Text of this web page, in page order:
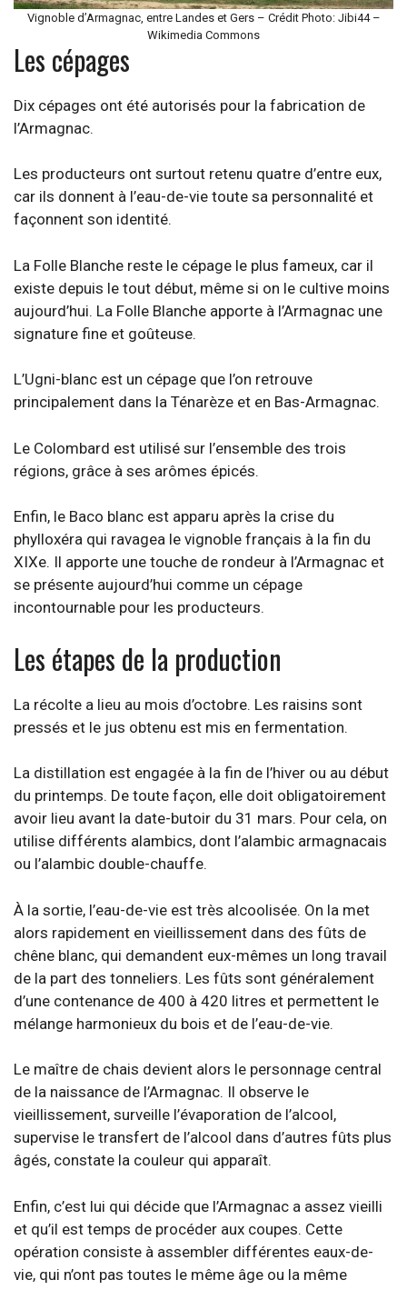
Vignoble d’Armagnac, entre Landes et Gers – Crédit Photo: Jibi44 –
Wikimedia Commons
Les cépages
Dix cépages ont été autorisés pour la fabrication de
l’Armagnac.
Les producteurs ont surtout retenu quatre d’entre eux,
car ils donnent à l’eau-de-vie toute sa personnalité et
façonnent son identité.
La Folle Blanche reste le cépage le plus fameux, car il
existe depuis le tout début, même si on le cultive moins
aujourd’hui. La Folle Blanche apporte à l’Armagnac une
signature fine et goûteuse.
L’Ugni-blanc est un cépage que l’on retrouve
principalement dans la Ténarèze et en Bas-Armagnac.
Le Colombard est utilisé sur l’ensemble des trois
régions, grâce à ses arômes épicés.
Enfin, le Baco blanc est apparu après la crise du
phylloxéra qui ravagea le vignoble français à la fin du
XIXe. Il apporte une touche de rondeur à l’Armagnac et
se présente aujourd’hui comme un cépage
incontournable pour les producteurs.
Les étapes de la production
La récolte a lieu au mois d’octobre. Les raisins sont
pressés et le jus obtenu est mis en fermentation.
La distillation est engagée à la fin de l’hiver ou au début
du printemps. De toute façon, elle doit obligatoirement
avoir lieu avant la date-butoir du 31 mars. Pour cela, on
utilise différents alambics, dont l’alambic armagnacais
ou l’alambic double-chauffe.
À la sortie, l’eau-de-vie est très alcoolisée. On la met
alors rapidement en vieillissement dans des fûts de
chêne blanc, qui demandent eux-mêmes un long travail
de la part des tonneliers. Les fûts sont généralement
d’une contenance de 400 à 420 litres et permettent le
mélange harmonieux du bois et de l’eau-de-vie.
Le maître de chais devient alors le personnage central
de la naissance de l’Armagnac. Il observe le
vieillissement, surveille l’évaporation de l’alcool,
supervise le transfert de l’alcool dans d’autres fûts plus
âgés, constate la couleur qui apparaît.
Enfin, c’est lui qui décide que l’Armagnac a assez vieilli
et qu’il est temps de procéder aux coupes. Cette
opération consiste à assembler différentes eaux-de-
vie, qui n’ont pas toutes le même âge ou la même